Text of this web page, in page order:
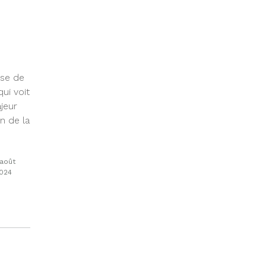
de
voit
de la